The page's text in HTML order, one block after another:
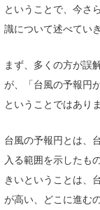
ということで、今さ
識について述べていき
まず、多くの方が誤
が、「台風の予報円
ということではあり
台風の予報円とは、
入る範囲を示したも
きいということは、
が高い、どこに進む
大野”MAR”修聖
H
KOBU
KY
mitz
OYZ